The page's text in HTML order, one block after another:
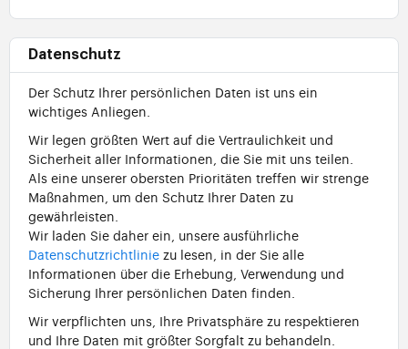
Datenschutz
Der Schutz Ihrer persönlichen Daten ist uns ein
wichtiges Anliegen.
Wir legen größten Wert auf die Vertraulichkeit und
Sicherheit aller Informationen, die Sie mit uns teilen.
Als eine unserer obersten Prioritäten treffen wir strenge
Maßnahmen, um den Schutz Ihrer Daten zu
gewährleisten.
Wir laden Sie daher ein, unsere ausführliche
Datenschutzrichtlinie zu lesen, in der Sie alle
Informationen über die Erhebung, Verwendung und
Sicherung Ihrer persönlichen Daten finden.
Wir verpflichten uns, Ihre Privatsphäre zu respektieren
und Ihre Daten mit größter Sorgfalt zu behandeln.